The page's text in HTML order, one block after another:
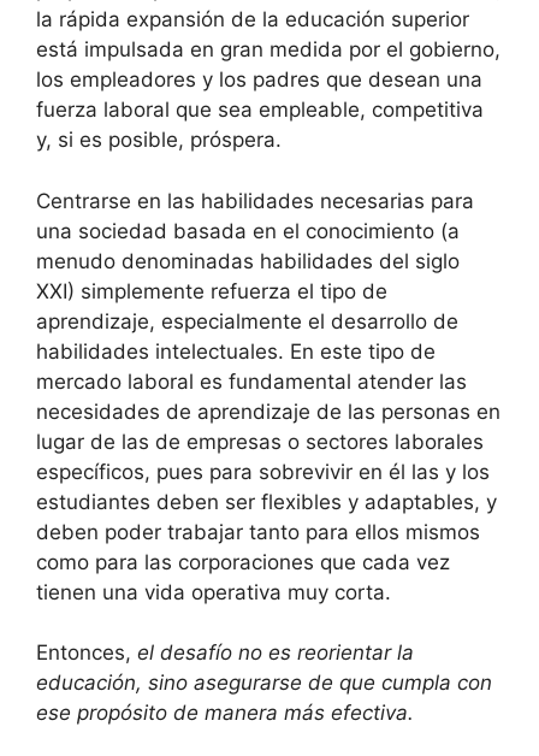
la rápida expansión de la educación superior
está impulsada en gran medida por el gobierno,
los empleadores y los padres que desean una
fuerza laboral que sea empleable, competitiva
y, si es posible, próspera.
Centrarse en las habilidades necesarias para
una sociedad basada en el conocimiento (a
menudo denominadas habilidades del siglo
XXI) simplemente refuerza el tipo de
aprendizaje, especialmente el desarrollo de
habilidades intelectuales. En este tipo de
mercado laboral es fundamental atender las
necesidades de aprendizaje de las personas en
lugar de las de empresas o sectores laborales
específicos, pues para sobrevivir en él las y los
estudiantes deben ser flexibles y adaptables, y
deben poder trabajar tanto para ellos mismos
como para las corporaciones que cada vez
tienen una vida operativa muy corta.
Entonces, el desafío no es reorientar la
educación, sino asegurarse de que cumpla con
ese propósito de manera más efectiva.